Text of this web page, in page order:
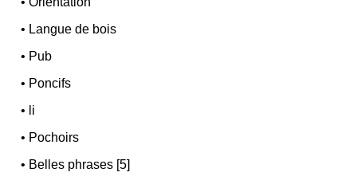
• Langue de bois
• Pub
• Poncifs
• li
• Pochoirs
• Belles phrases [5]